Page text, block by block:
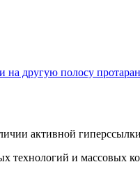
на другую полосу
активной
технологий и массовых